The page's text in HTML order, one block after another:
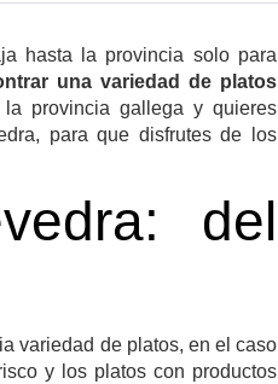
hasta la provincia solo para
una variedad de platos
provincia gallega y quieres
para que disfrutes de los
del
variedad de platos, en el caso
y los platos con productos